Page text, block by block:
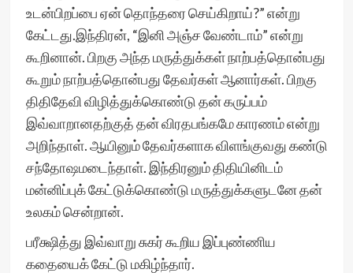
உடன்பிறப்பை ஏன் தொந்தரை செய்கிறாய்?” என்று
கேட்டது.இந்திரன், “இனி அஞ்ச வேண்டாம்” என்று
கூறினான். பிறகு அந்த மருத்துக்கள் நாற்பத்தொன்பது
கூறும் நாற்பத்தொன்பது தேவர்கள் ஆனார்கள். பிறகு
திதிதேவி விழித்துக்கொண்டு தன் கருப்பம்
இவ்வாறானதற்குத் தன் விரதபங்கமே காரணம் என்று
அறிந்தாள். ஆயினும் தேவர்களாக விளங்குவது கண்டு
சந்தோஷமடைந்தாள். இந்திரனும் திதியினிடம்
மன்னிப்புக் கேட்டுக்கொண்டு மருத்துக்களுடனே தன்
உலகம் சென்றான்.
பரீக்ஷித்து இவ்வாறு சுகர் கூறிய இப்புண்ணிய
கதையைக் கேட்டு மகிழ்ந்தார்.